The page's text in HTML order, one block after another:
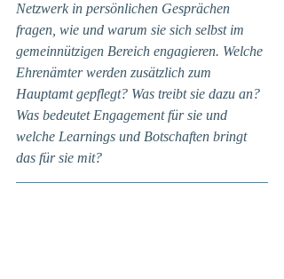
Netzwerk in persönlichen Gesprächen
fragen, wie und warum sie sich selbst im
gemeinnützigen Bereich engagieren. Welche
Ehrenämter werden zusätzlich zum
Hauptamt gepflegt? Was treibt sie dazu an?
Was bedeutet Engagement für sie und
welche Learnings und Botschaften bringt
das für sie mit?